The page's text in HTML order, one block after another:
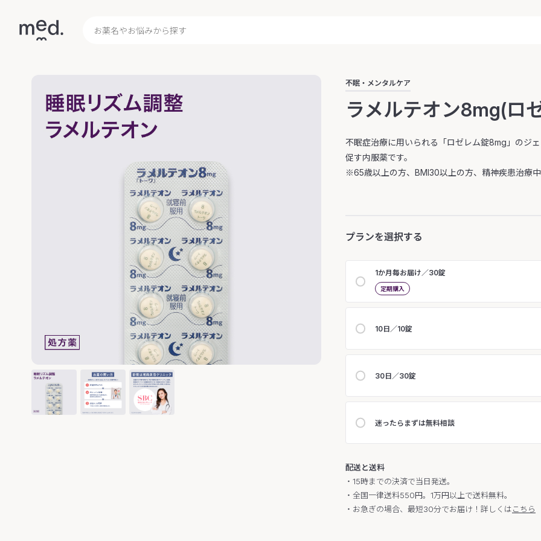
不眠・メンタルケア
ラメルテオン8mg(ロ
不眠症治療に用いられる「ロゼレム錠8mg」のジ
促す内服薬です。
※65歳以上の方、BMI30以上の方、精神疾患治療
プランを選択する
1か月毎お届け／30錠
定期購入
10日／10錠
30日／30錠
迷ったらまずは無料相談
配送と送料
・15時までの決済で当日発送。
・全国一律送料550円。1万円以上で送料無料。
・お急ぎの場合、最短30分でお届け！詳しくはこちら